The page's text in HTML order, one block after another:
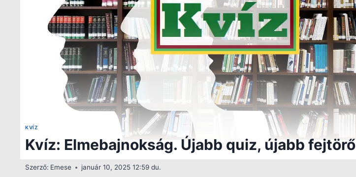
KVÍZ
Kvíz: Elmebajnokság. Újabb quiz, újabb fejtörő
Szerző: Emese január 10, 2025 12:59 du.